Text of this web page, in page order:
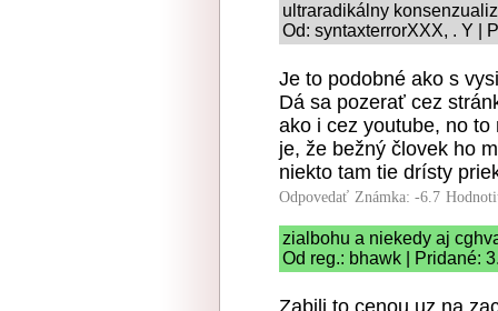
ultraradikálny
Od: syntaxterrorXXX, . Y |
Je to podobné ako s
Dá sa pozerať cez
ako i cez youtube, no
je, že bežný človek ho
niekto tam tie drísty
Odpovedať Známka: -6.7
zialbohu a niekedy aj
Od reg.: bhawk | Pridané:
Zabili to cenou uz na